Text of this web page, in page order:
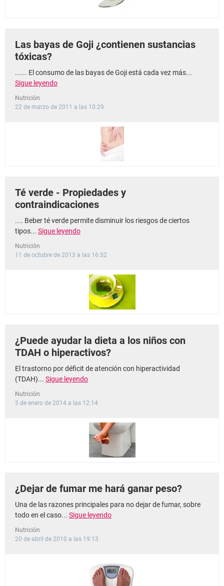
Las bayas de Goji ¿contienen sustancias
tóxicas?
...... El consumo de las bayas de Goji está cada vez más...
Sigue leyendo
Nutrición
22 de marzo de 2011 a las 10:29
Té verde - Propiedades y
contraindicaciones
.... Beber té verde permite disminuir los riesgos de ciertos
tipos... Sigue leyendo
Nutrición
11 de octubre de 2013 a las 16:32
¿Puede ayudar la dieta a los niños con
TDAH o hiperactivos?
El trastorno por déficit de atención con hiperactividad
(TDAH)... Sigue leyendo
Nutrición
3 de enero de 2014 a las 12:14
¿Dejar de fumar me hará ganar peso?
Una de las razones principales para no dejar de fumar, sobre
todo en el caso... Sigue leyendo
Nutrición
20 de abril de 2010 a las 19:13